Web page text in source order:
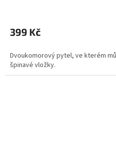
produktu
je
z
5
hvězdiček.
399 Kč
Dvoukomorový pytel, ve kterém
špinavé vložky.